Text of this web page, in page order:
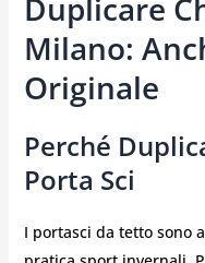
Duplicare
Milano:
Originale
Perché
Porta Sci
I portasci da tetto sono